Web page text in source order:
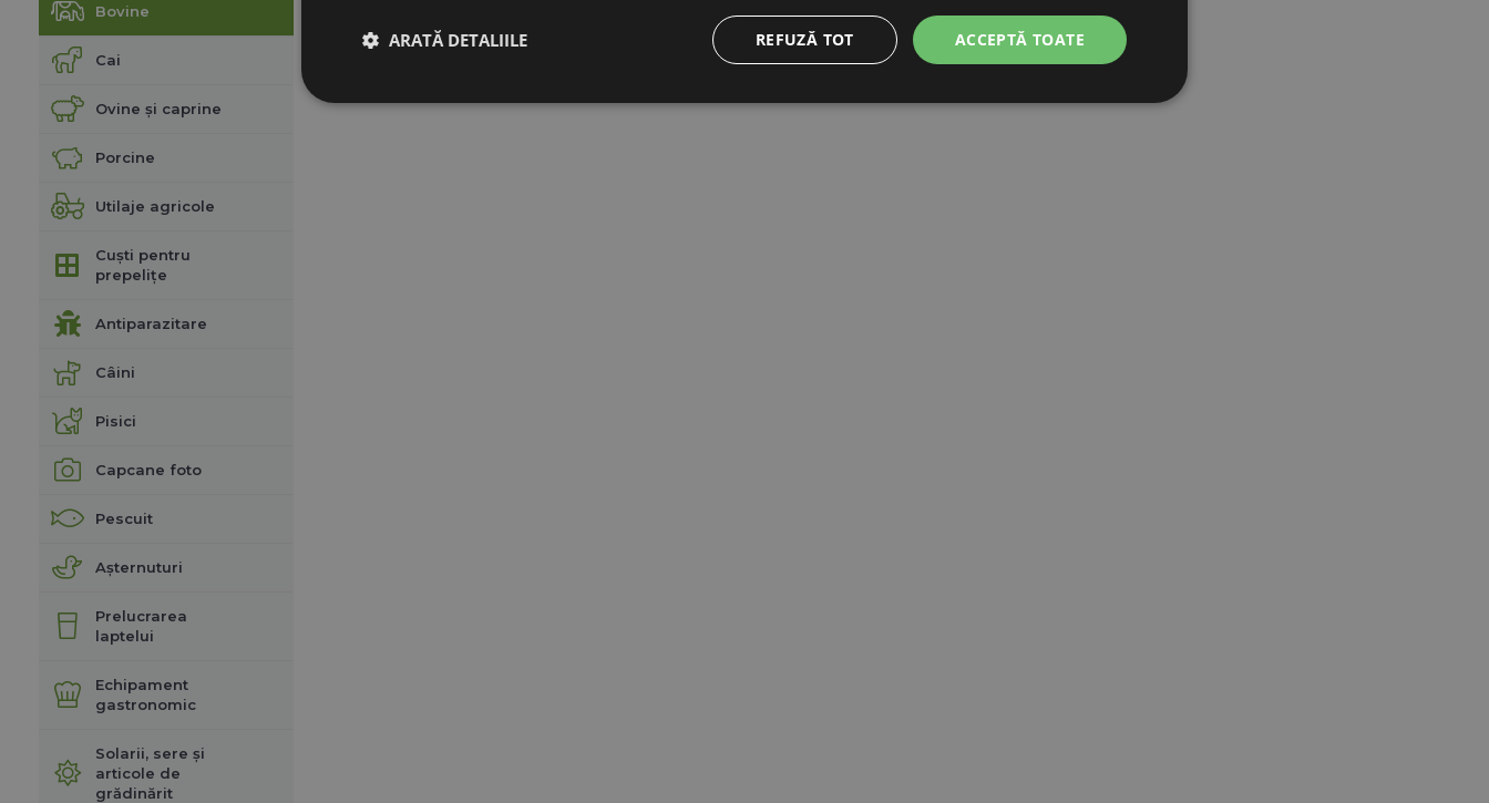
Bovine
Cai
Ovine și caprine
Porcine
Utilaje agricole
Cuști pentru
prepelițe
Antiparazitare
Câini
Pisici
Capcane foto
Pescuit
Așternuturi
Prelucrarea
laptelui
Echipament
gastronomic
Solarii, sere și
articole de
grădinărit
ACCEPTĂ TOATE
REFUZĂ TOT
ARATĂ DETALIILE